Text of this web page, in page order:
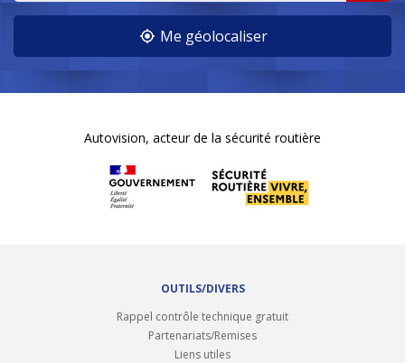
Me géolocaliser
Autovision, acteur de la sécurité routière
OUTILS/DIVERS
Rappel contrôle technique gratuit
Partenariats/Remises
Liens utiles